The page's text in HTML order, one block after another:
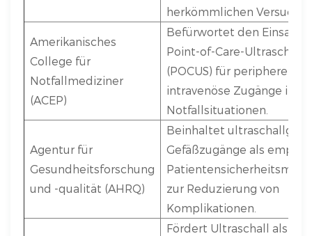
herkömmlichen
Amerikanisches
College für
Notfallmediziner
(ACEP)
Befürwortet den Einsatz
Point-of-Care-Ultraschall
(POCUS) für periphere
intravenöse Zugänge in
Notfallsituationen.
Agentur für
Gesundheitsforschung
und -qualität (AHRQ)
Beinhaltet
Gefäßzugänge als
zur Reduzierung von
Komplikationen.
Fördert Ultraschall als